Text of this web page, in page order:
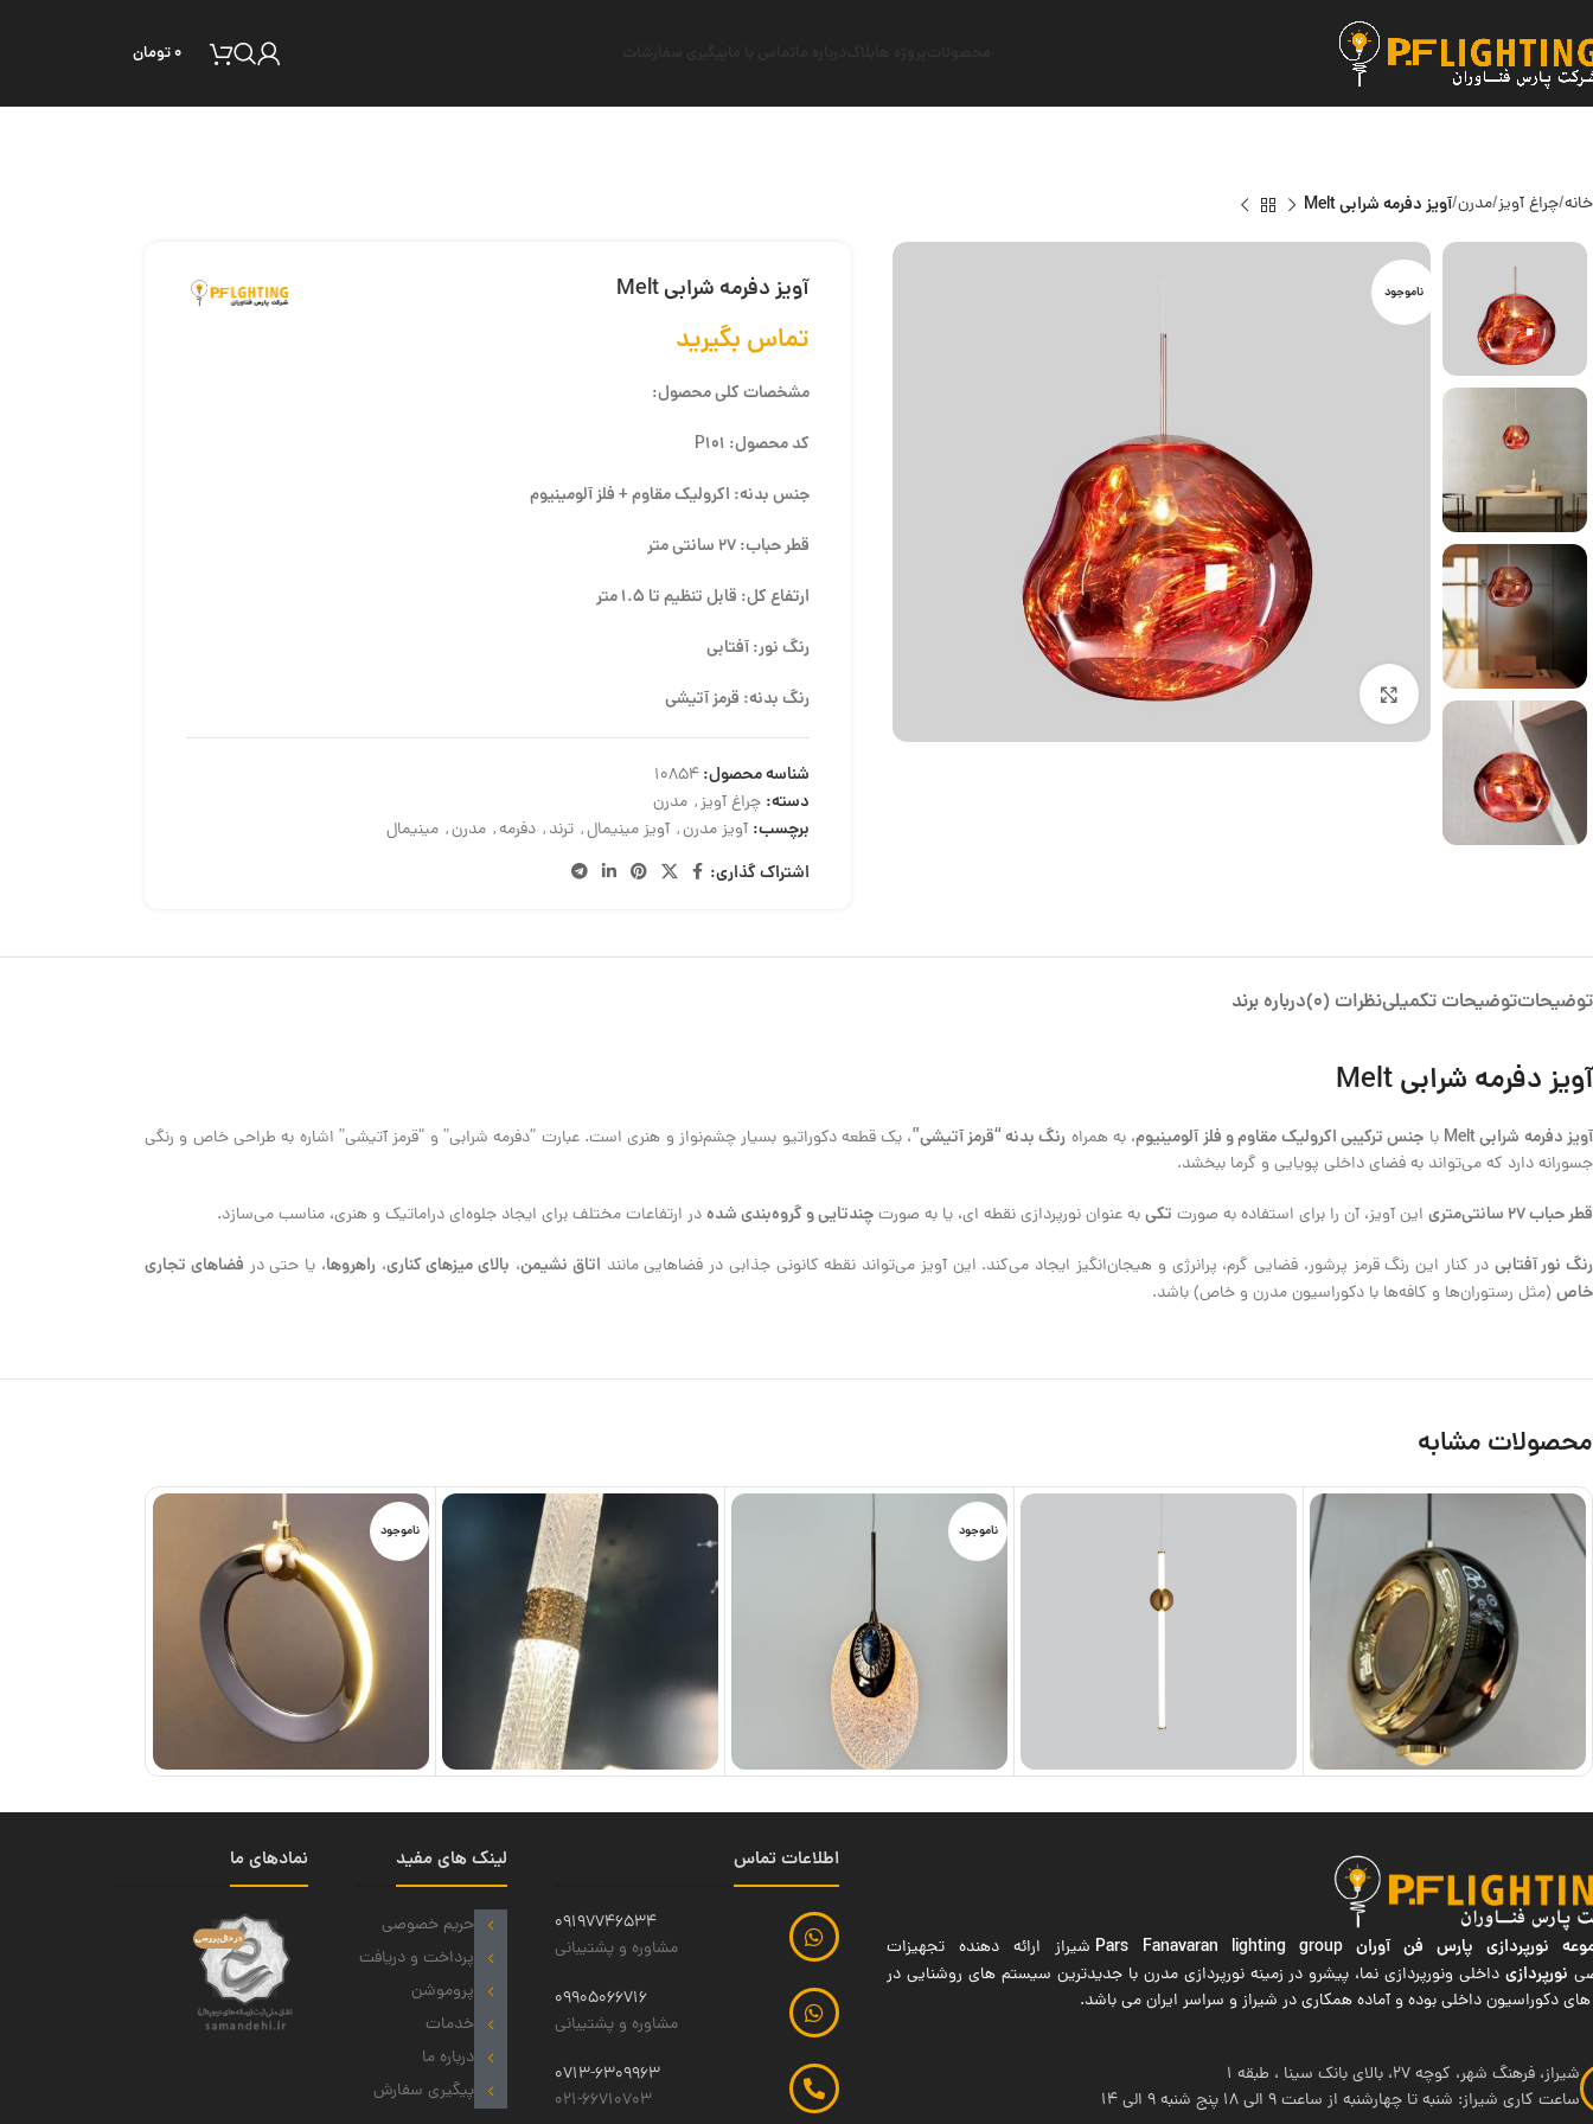
۰تومان
خانه چراغ آویز مدرن آویز دفرمه شرابی Melt
ناموجود آویز دفرمه شرابی Melt
تماس بگیرید
مشخصات کلی محصول:
کد محصول: P101
جنس بدنه: اکرولیک مقاوم + فلز آلومینیوم
قطر حباب: 27 سانتی متر
ارتفاع کل: قابل تنظیم تا 1.5 متر
رنگ نور: آفتابی
رنگ بدنه: قرمز آتیشی
شناسه محصول:10854
دسته: چراغ آویز, مدرن
برچسب: آویز مدرن, آویز مینیمال, ترند, دفرمه, مدرن, مینیمال
اشتراک گذاری:
توضیحاتتوضیحات تکمیلینظرات (0) درباره برند
آویز دفرمه شرابی Melt
آویز دفرمه شرابی Melt با جنس ترکیبی اکرولیک مقاوم و فلز آلومینیوم، به همراه رنگ بدنه “قرمز آتیشی”، یک قطعه دکوراتیو بسیار چشم‌نواز و هنری است. عبارت “دفرمه شرابی” و “قرمز آتیشی” اشاره به طراحی خاص و رنگی
جسورانه دارد که می‌تواند به فضای داخلی پویایی و گرما ببخشد.
قطر حباب 27 سانتی‌متری این آویز، آن را برای استفاده به صورت تکیبه عنوان نورپردازی نقطه ای، یا به صورتچندتایی و گروه‌بندی شدهدر ارتفاعات مختلف برای ایجاد جلوه‌ای دراماتیک و هنری، مناسب می‌سازد.
رنگ نور آفتابی در کنار این رنگ قرمز پرشور، فضایی گرم، پرانرژی و هیجان‌انگیز ایجاد می‌کند. این آویز می‌تواند نقطه کانونی جذابی در فضاهایی مانند اتاق نشیمن، بالای میزهای کناری،راهروها، یا حتی در فضاهای تجاری
خاص (مثل رستوران‌ها و کافه‌ها با دکوراسیون مدرن و خاص) باشد.
محصولات مشابه
ناموجود ناموجود
نورپردازی پارس فن آوران Pars Fanavaran lighting group شیراز ارائه دهنده تجهیزات
نورپردازیداخلی ونورپردازی نما، پیشرو در زمینه نورپردازی مدرن با جدیدترین سیستم های روشنایی در
های دکوراسیون داخلی بوده و آماده همکاری در شیراز و سراسر ایران می باشد.
شیراز، فرهنگ شهر، کوچه 27، بالای بانک سینا ، طبقه 1
ساعت کاری شیراز: شنبه تا چهارشنبه از ساعت 9 الی 18 پنج شنبه 9 الی 14
اطلاعات تماس
09197746534
مشاوره و پشتیبانی
09905066716
مشاوره و پشتیبانی
0713-6309963
021-66710703
لینک های مفید
حریم خصوصی
پرداخت و دریافت
پروموشن
خدمات
درباره ما
پیگیری سفارش
نمادهای ما